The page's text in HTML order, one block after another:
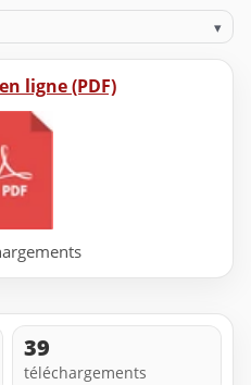
▾
ligne (PDF)
39
téléchargements